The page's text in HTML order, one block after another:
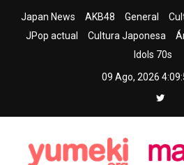
Japan News AKB48 General
JPop actual
Cultura Japonesa
Idols 70s
09 Ago, 2026